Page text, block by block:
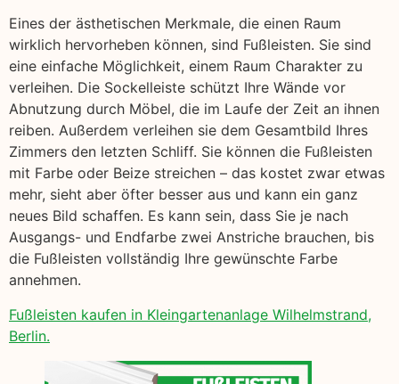
Eines der ästhetischen Merkmale, die einen Raum
wirklich hervorheben können, sind Fußleisten. Sie sind
eine einfache Möglichkeit, einem Raum Charakter zu
verleihen. Die Sockelleiste schützt Ihre Wände vor
Abnutzung durch Möbel, die im Laufe der Zeit an ihnen
reiben. Außerdem verleihen sie dem Gesamtbild Ihres
Zimmers den letzten Schliff. Sie können die Fußleisten
mit Farbe oder Beize streichen – das kostet zwar etwas
mehr, sieht aber öfter besser aus und kann ein ganz
neues Bild schaffen. Es kann sein, dass Sie je nach
Ausgangs- und Endfarbe zwei Anstriche brauchen, bis
die Fußleisten vollständig Ihre gewünschte Farbe
annehmen.
Fußleisten kaufen in Kleingartenanlage Wilhelmstrand,
Berlin.